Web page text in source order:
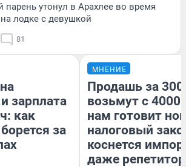
парень утонул в Арахлее во время
лодке с девушкой
81
зарплата
как
за
МНЕНИЕ
Продашь за
возьмут с
нам готовит
налоговый
коснется
даже